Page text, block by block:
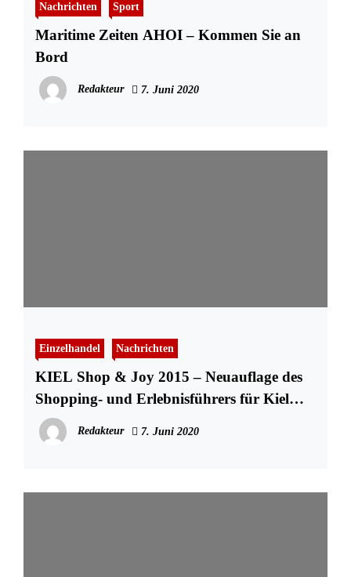
Nachrichten Sport
Maritime Zeiten AHOI – Kommen Sie an
Bord
Redakteur 7. Juni 2020
Einzelhandel Nachrichten
KIEL Shop & Joy 2015 – Neuauflage des
Shopping- und Erlebnisführers für Kiel
und Umgebung
Redakteur 7. Juni 2020